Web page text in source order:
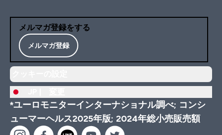
メルマガ登録をする
メルマガ登録
*ユーロモニターインターナショナル調べ; コンシ
ューマーヘルス2025年版; 2024年総小売販売額